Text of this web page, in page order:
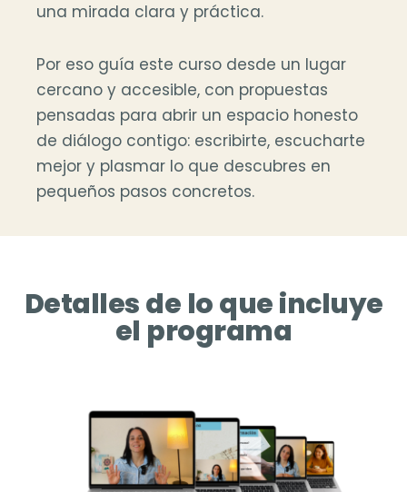
una mirada clara y práctica.
Por eso guía este curso desde un lugar
cercano y accesible, con propuestas
pensadas para abrir un espacio honesto
de diálogo contigo: escribirte, escucharte
mejor y plasmar lo que descubres en
pequeños pasos concretos.
Detalles de lo que incluye
el programa